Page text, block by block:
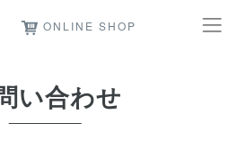
ONLINE SHOP
い合わせ